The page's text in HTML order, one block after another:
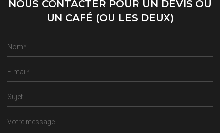
NOUS CONTACTER POUR UN DEVIS OU
UN CAFÉ (OU LES DEUX)